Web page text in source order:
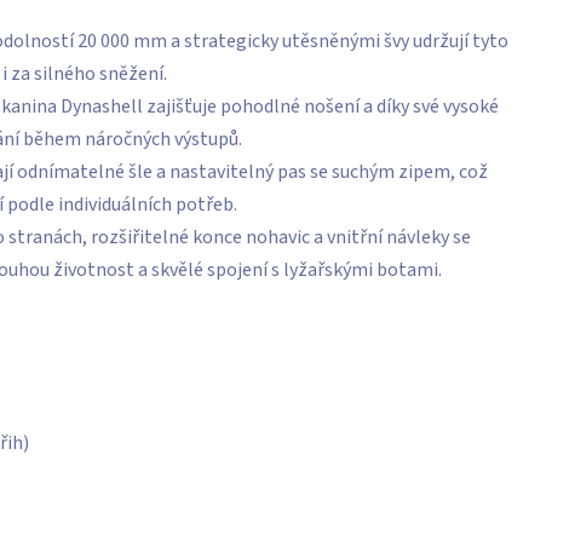
20 000 mm a strategicky utěsněnými švy udržují tyto
za silného sněžení.
Dynashell zajišťuje pohodlné nošení a díky své vysoké
během náročných výstupů.
odnímatelné šle a nastavitelný pas se suchým zipem, což
individuálních potřeb.
stranách, rozšiřitelné konce nohavic a vnitřní návleky se
životnost a skvělé spojení s lyžařskými botami.